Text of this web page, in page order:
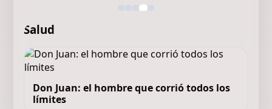
Salud
Don Juan: el hombre que corrió todos los
límites